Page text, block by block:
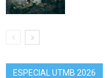
ESPECIAL UTMB 2026